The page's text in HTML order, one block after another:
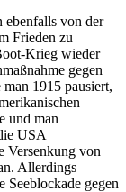
ebenfalls von der
Frieden zu
Krieg wieder
gegen
1915 pausiert,
und man
USA
Versenkung von
Allerdings
Seeblockade gegen